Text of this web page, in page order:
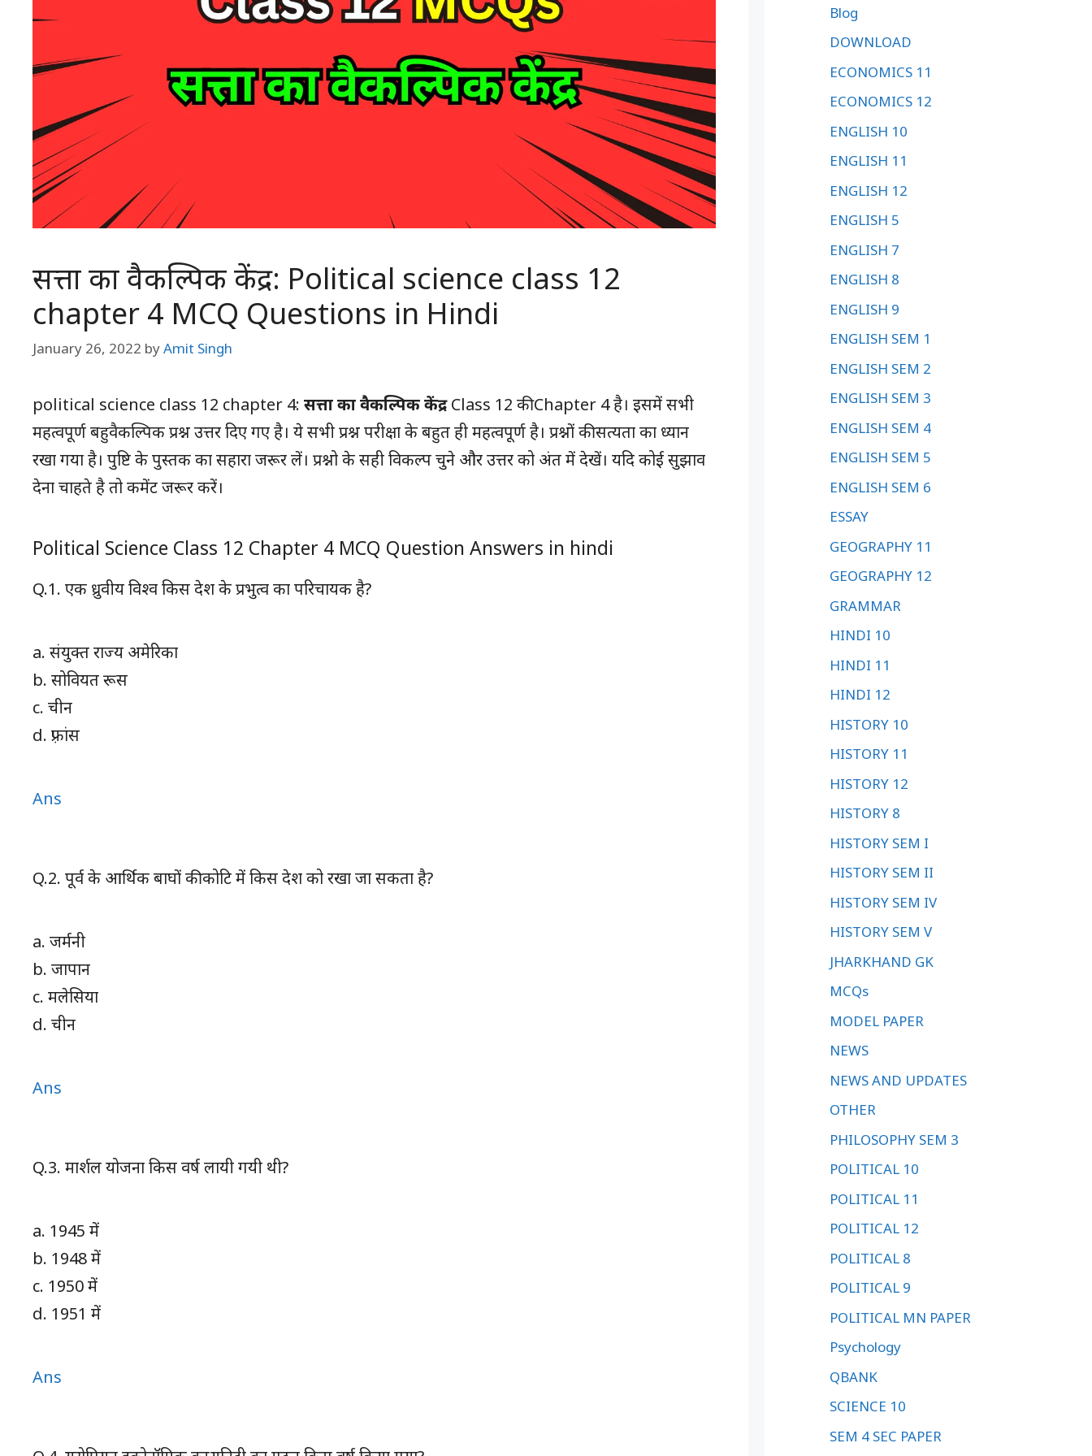
सत्ता का वैकल्पिक केंद्र: Political science class 12
chapter 4 MCQ Questions in Hindi
January 26, 2022 byAmit Singh
political science class 12 chapter 4: सत्ता का वैकल्पिक केंद्रClass 12 की Chapter 4 है। इसमें सभी
महत्वपूर्ण बहुवैकल्पिक प्रश्न उत्तर दिए गए है। ये सभी प्रश्न परीक्षा के बहुत ही महत्वपूर्ण है। प्रश्नों की सत्यता का ध्यान
रखा गया है। पुष्टि के पुस्तक का सहारा जरूर लें। प्रश्नो के सही विकल्प चुने और उत्तर को अंत में देखें। यदि कोई सुझाव
देना चाहते है तो कमेंट जरूर करें।
Political Science Class 12 Chapter 4 MCQ Question Answers in hindi
Q.1. एक ध्रुवीय विश्व किस देश के प्रभुत्व का परिचायक है?
a. संयुक्त राज्य अमेरिका
b. सोवियत रूस
c. चीन
d. फ़्रांस
Ans
Q.2. पूर्व के आर्थिक बाघों की कोटि में किस देश को रखा जा सकता है?
a. जर्मनी
b. जापान
c. मलेसिया
d. चीन
Ans
Q.3. मार्शल योजना किस वर्ष लायी गयी थी?
a. 1945 में
b. 1948 में
c. 1950 में
d. 1951 में
Ans
Blog
DOWNLOAD
ECONOMICS 11
ECONOMICS 12
ENGLISH 10
ENGLISH 11
ENGLISH 12
ENGLISH 5
ENGLISH 7
ENGLISH 8
ENGLISH 9
ENGLISH SEM 1
ENGLISH SEM 2
ENGLISH SEM 3
ENGLISH SEM 4
ENGLISH SEM 5
ENGLISH SEM 6
ESSAY
GEOGRAPHY 11
GEOGRAPHY 12
GRAMMAR
HINDI 10
HINDI 11
HINDI 12
HISTORY 10
HISTORY 11
HISTORY 12
HISTORY 8
HISTORY SEM I
HISTORY SEM II
HISTORY SEM IV
HISTORY SEM V
JHARKHAND GK
MCQs
MODEL PAPER
NEWS
NEWS AND UPDATES
OTHER
PHILOSOPHY SEM 3
POLITICAL 10
POLITICAL 11
POLITICAL 12
POLITICAL 8
POLITICAL 9
POLITICAL MN PAPER
Psychology
QBANK
SCIENCE 10
SEM 4 SEC PAPER